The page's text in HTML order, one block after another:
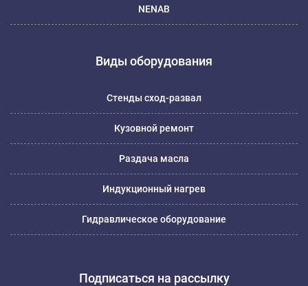
NENAB
Виды оборудования
Стенды сход-развал
Кузовной ремонт
Раздача масла
Индукционный нагрев
Гидравлическое оборудование
Подписаться на рассылку